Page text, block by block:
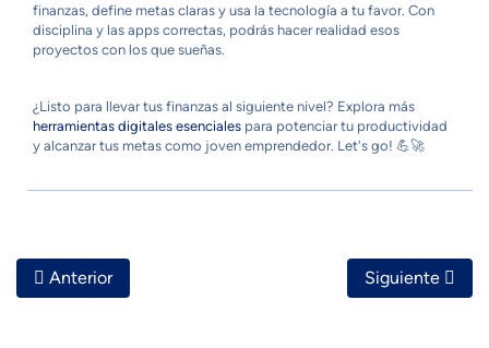
finanzas, define metas claras y usa la tecnología a tu favor. Con
disciplina y las apps correctas, podrás hacer realidad esos
proyectos con los que sueñas.
¿Listo para llevar tus finanzas al siguiente nivel? Explora más
herramientas digitales esenciales para potenciar tu productividad
y alcanzar tus metas como joven emprendedor. Let's go! 💪🚀
Artículo Anterior: Herramientas Para Automatizar Tareas
Anterior Artículo
Siguiente